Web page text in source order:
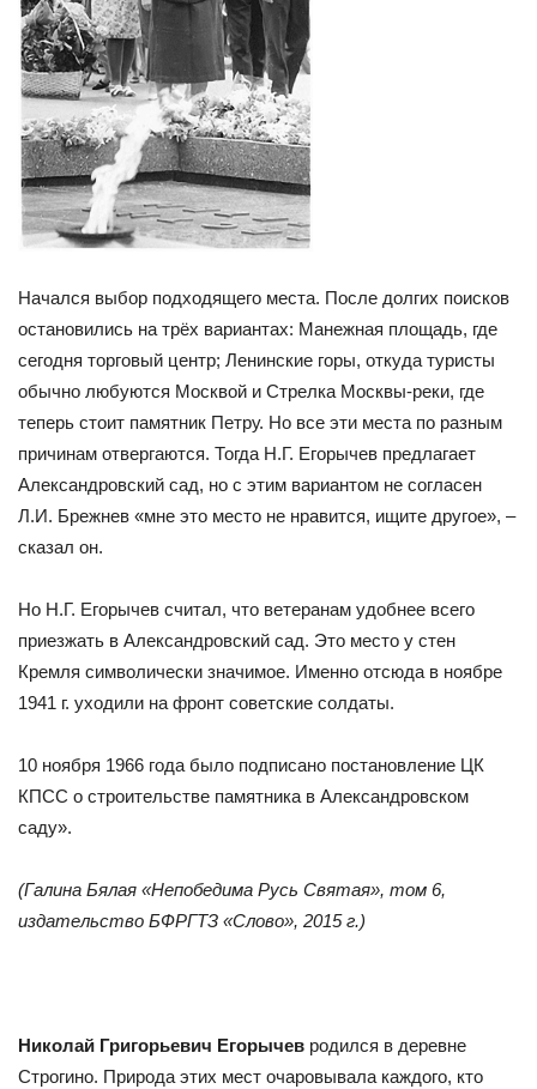
Начался выбор подходящего места. После долгих поисков
остановились на трёх вариантах: Манежная площадь, где
сегодня торговый центр; Ленинские горы, откуда туристы
обычно любуются Москвой и Стрелка Москвы-реки, где
теперь стоит памятник Петру. Но все эти места по разным
причинам отвергаются. Тогда Н.Г. Егорычев предлагает
Александровский сад, но с этим вариантом не согласен
Л.И. Брежнев «мне это место не нравится, ищите другое», –
сказал он.
Но Н.Г. Егорычев считал, что ветеранам удобнее всего
приезжать в Александровский сад. Это место у стен
Кремля символически значимое. Именно отсюда в ноябре
1941 г. уходили на фронт советские солдаты.
10 ноября 1966 года было подписано постановление ЦК
КПСС о строительстве памятника в Александровском
саду».
(Галина Бялая «Непобедима Русь Святая», том 6,
издательство БФРГТЗ «Слово», 2015 г.)
Николай Григорьевич Егорычев родился в деревне
Строгино. Природа этих мест очаровывала каждого, кто